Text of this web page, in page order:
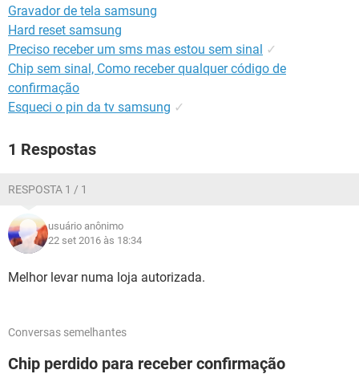
Gravador de tela samsung
Hard reset samsung
Preciso receber um sms mas estou sem sinal ✓
Chip sem sinal, Como receber qualquer código de
confirmação
Esqueci o pin da tv samsung ✓
1 Respostas
RESPOSTA 1 / 1
usuário anônimo
22 set 2016 às 18:34
Melhor levar numa loja autorizada.
Conversas semelhantes
Chip perdido para receber confirmação